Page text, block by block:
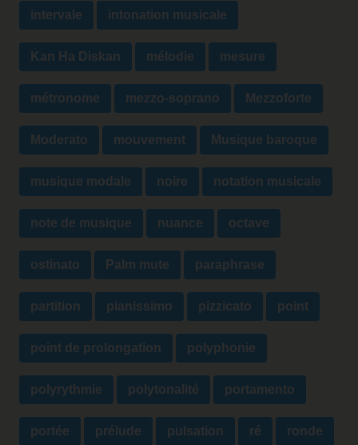
intervale intonation musicale
Kan Ha Diskan mélodie mesure
métronome mezzo-soprano Mezzoforte
Moderato mouvement Musique baroque
musique modale noire notation musicale
note de musique nuance octave
ostinato Palm mute paraphrase
partition pianissimo pizzicato point
point de prolongation polyphonie
polyrythmie polytonalité portamento
portée prélude pulsation ré ronde